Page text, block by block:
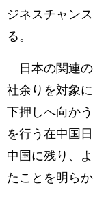
ジネスチャン
る。
日本の関連の
社余りを対象
下押しへ向か
を行う在中国
中国に残り、
たことを明ら